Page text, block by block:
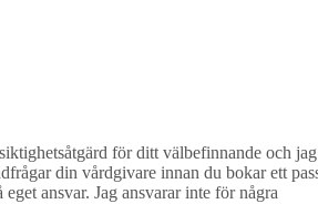
för ditt välbefinnande och jag
din vårdgivare innan du bokar ett
ansvar. Jag ansvarar inte för några